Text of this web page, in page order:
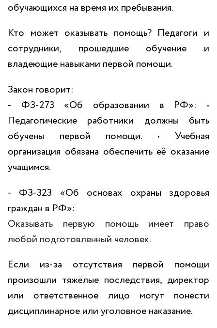
обучающихся на время их пребывания.
Кто может оказывать помощь? Педагоги и
сотрудники, прошедшие обучение и
владеющие навыками первой помощи.
Закон говорит:
- ФЗ-273 «Об образовании в РФ»: •
Педагогические работники должны быть
обучены первой помощи. • Учебная
организация обязана обеспечить её оказание
учащимся.
- ФЗ-323 «Об основах охраны здоровья
граждан в РФ»:
Оказывать первую помощь имеет право
любой подготовленный человек.
Если из-за отсутствия первой помощи
произошли тяжёлые последствия, директор
или ответственное лицо могут понести
дисциплинарное или уголовное наказание.